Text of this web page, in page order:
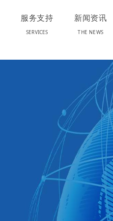
服务支持
SERVICES
新闻资讯
THE NEWS